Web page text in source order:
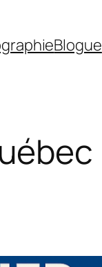
Blogue